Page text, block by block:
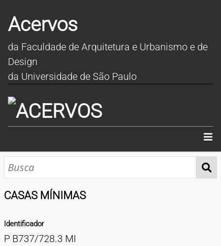
Acervos
da Faculdade de Arquitetura e Urbanismo e de
Design
da Universidade de São Paulo
INÍCIO
CASAS MÍNIMAS
Identificador
P B737/728.3 MI